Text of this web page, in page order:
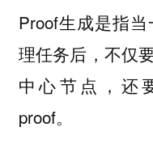
Proof生成是指
理任务后，不仅
中心节点，还
proof。